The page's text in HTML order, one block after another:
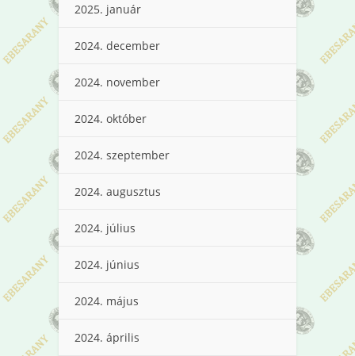
2025. január
2024. december
2024. november
2024. október
2024. szeptember
2024. augusztus
2024. július
2024. június
2024. május
2024. április